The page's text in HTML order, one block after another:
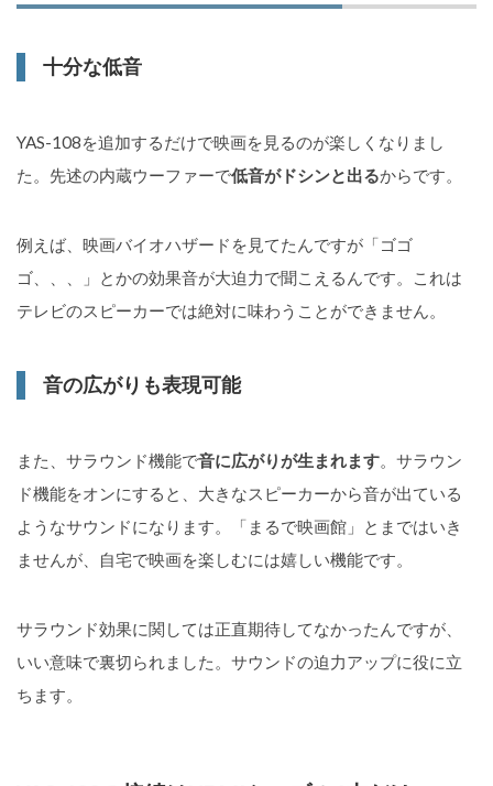
十分な低音
YAS-108を追加するだけで映画を見るのが楽しくなりまし
た。先述の内蔵ウーファーで低音がドシンと出るからです。
例えば、映画バイオハザードを見てたんですが「ゴゴ
ゴ、、、」とかの効果音が大迫力で聞こえるんです。これは
テレビのスピーカーでは絶対に味わうことができません。
音の広がりも表現可能
また、サラウンド機能で音に広がりが生まれます。サラウン
ド機能をオンにすると、大きなスピーカーから音が出ている
ようなサウンドになります。「まるで映画館」とまではいき
ませんが、自宅で映画を楽しむには嬉しい機能です。
サラウンド効果に関しては正直期待してなかったんですが、
いい意味で裏切られました。サウンドの迫力アップに役に立
ちます。